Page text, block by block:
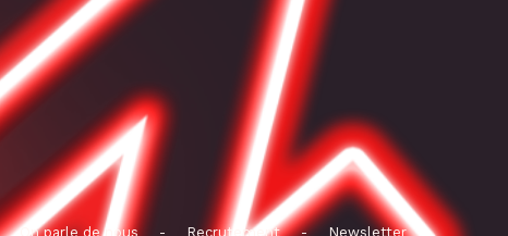
On parle de nous - Recrutement - Newsletter